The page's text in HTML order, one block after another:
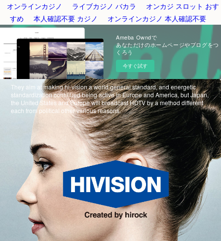
オンラインカジノ ライブカジノ バカラ
オンカジ スロット おす
すめ
本人確認不要 カジノ オンラインカジノ 本人確認不要
Ameba Owndで
あなただけのホームページやブログをつ
くろう
今すぐ試す